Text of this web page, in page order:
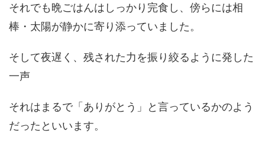
それでも晩ごはんはしっかり完食し、傍らには相
棒・太陽が静かに寄り添っていました。
そして夜遅く、残された力を振り絞るように発した
一声
それはまるで「ありがとう」と言っているかのよう
だったといいます。